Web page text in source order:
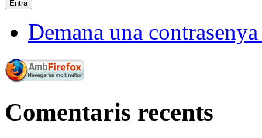
Demana una
Comentaris recents